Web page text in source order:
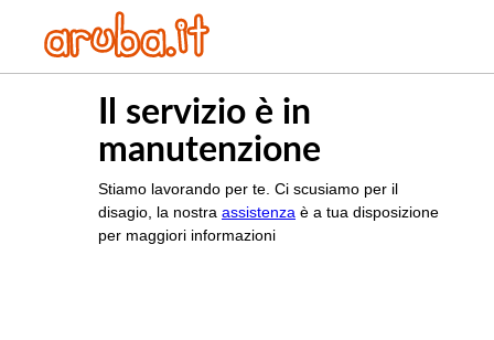
Il servizio è in
manutenzione
Stiamo lavorando per te. Ci scusiamo per il
disagio, la nostra assistenza è a tua disposizione
per maggiori informazioni